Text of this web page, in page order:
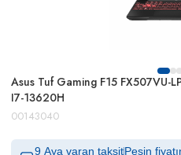
Asus Tuf Gaming F15 FX507VU-
I7-13620H
00143040
9 Aya varan taksitPeşin